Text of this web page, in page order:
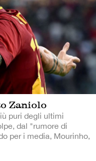
Zaniolo
puri degli ultimi
dal "rumore di
per i media, Mourinho,